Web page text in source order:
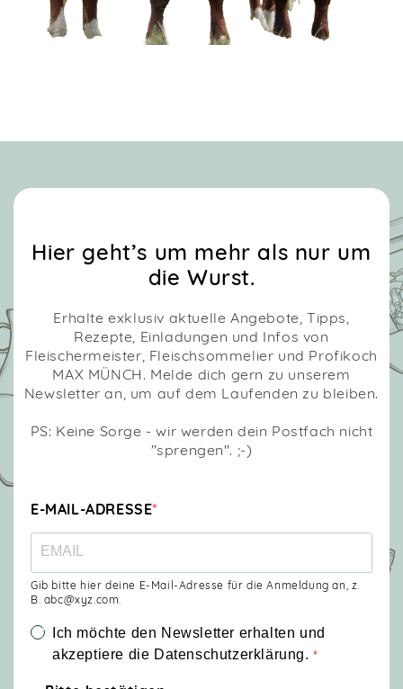
Hier geht’s um mehr als nur um
die Wurst.
Erhalte exklusiv aktuelle Angebote, Tipps,
Rezepte, Einladungen und Infos von
Fleischermeister, Fleischsommelier und Profikoch
MAX MÜNCH. Melde dich gern zu unserem
Newsletter an, um auf dem Laufenden zu bleiben.
PS: Keine Sorge - wir werden dein Postfach nicht
"sprengen". ;-)
E-MAIL-ADRESSE
Gib bitte hier deine E-Mail-Adresse für die Anmeldung an, z.
B. abc@xyz.com.
Ich möchte den Newsletter erhalten und
akzeptiere die Datenschutzerklärung.